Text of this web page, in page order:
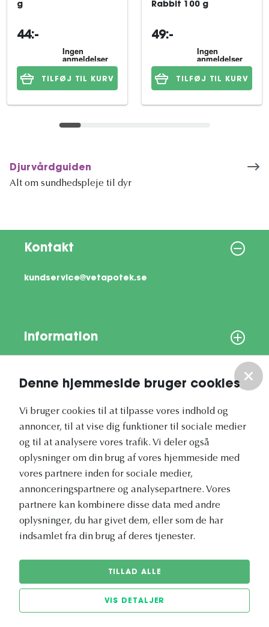
Denne hjemmeside bruger cookies
Vi bruger cookies til at tilpasse vores indhold og
annoncer, til at vise dig funktioner til sociale medier
og til at analysere vores trafik. Vi deler også
oplysninger om din brug af vores hjemmeside med
vores partnere inden for sociale medier,
annonceringspartnere og analysepartnere. Vores
partnere kan kombinere disse data med andre
oplysninger, du har givet dem, eller som de har
indsamlet fra din brug af deres tjenester.
TILLAD ALLE
VIS DETALJER
g
44:-
TILFØJ TIL KURV
Rabbit 100 g
49:-
TILFØJ TIL KURV
Djurvårdguiden
Alt om sundhedspleje til dyr
Kontakt
kundservice@vetapotek.se
Information
Vores nyhedsbrev
Vetapotek.dk er en del af
Evidensia
Dyresundhedspleje
© 2026 Vetapotek